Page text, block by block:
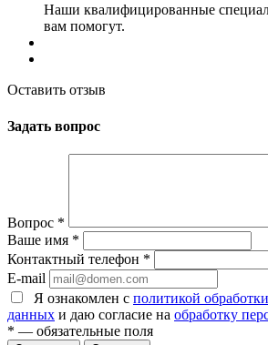
Наши квалифицированные
вам помогут.
Оставить отзыв
Задать вопрос
Вопрос *
Ваше имя *
Контактный телефон *
E-mail
Я ознакомлен с политикой
данных и даю согласие на обработку
* — обязательные поля